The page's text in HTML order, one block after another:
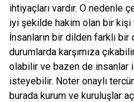
ihtiyaçları vardır. O nedenle
iyi şekilde hakim olan bir kişi
İnsanların bir dilden farklı
durumlarda karşımıza
olabilir ve bazen de insanlar
isteyebilir. Noter onaylı
burada kurum ve kuruluşlar